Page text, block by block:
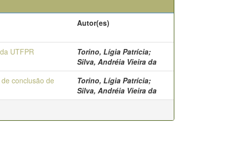
Autor(es)
UTFPR
Torino, Lígia Patrícia;
Silva, Andréia Vieira da
conclusão de
Torino, Lígia Patrícia;
Silva, Andréia Vieira da